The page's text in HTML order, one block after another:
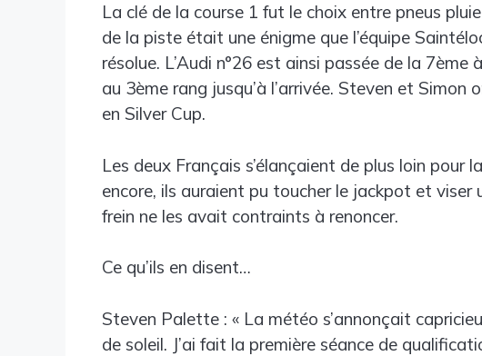
La clé de la course 1 fut le choix entre pneus
de la piste était une énigme que l’équipe
résolue. L’Audi n°26 est ainsi passée de la
au 3ème rang jusqu’à l’arrivée. Steven et
en Silver Cup.
Les deux Français s’élançaient de plus loin pour
encore, ils auraient pu toucher le jackpot et viser
frein ne les avait contraints à renoncer.
Ce qu’ils en disent…
Steven Palette : « La météo s’annonçait
de soleil. J’ai fait la première séance de